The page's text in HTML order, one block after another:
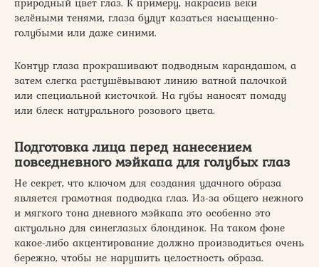
зелёными тенями, глаза будут казаться насыщенно-
голубыми или даже синими.
Контур глаза прокрашивают подводным карандашом, а
затем слегка растушёвывают линию ватной палочкой
или специальной кисточкой. На губы наносят помаду
или блеск натурального розового цвета.
Подготовка лица перед нанесением
повседневного мэйкапа для голубых глаз
Не секрет, что ключом для создания удачного образа
является грамотная подводка глаз. Из-за общего нежного
и мягкого тона дневного мэйкапа это особенно это
актуально для синеглазых блондинок. На таком фоне
какое-либо акцентирование должно производиться очень
бережно, чтобы не нарушить целостность образа.